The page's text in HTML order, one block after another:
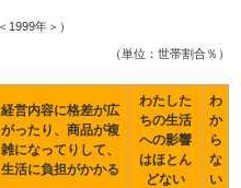
年＞）
（単位：世帯割合％）
経営内容に格差が広
がったり、商品が複
雑になってりして、
生活に負担がかかる
わたした
ちの生活
への影響
はほとん
どない
わ
か
ら
な
い